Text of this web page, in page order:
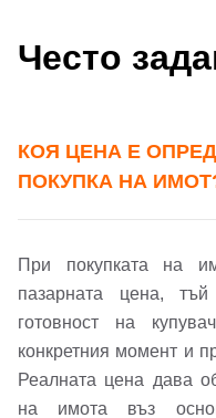
Често
КОЯ ЦЕНА Е
ПОКУПКА НА
При покупката на
пазарната цена,
готовност на
конкретния момент и
Реалната цена дава
на имота въз
Телефон*
Вашето